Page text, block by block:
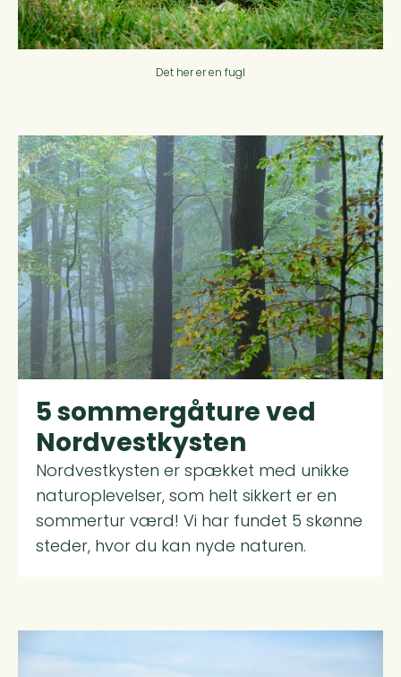
Det her er en fugl
5 sommergåture ved
Nordvestkysten
Nordvestkysten er spækket med unikke
naturoplevelser, som helt sikkert er en
sommertur værd! Vi har fundet 5 skønne
steder, hvor du kan nyde naturen.
Forside